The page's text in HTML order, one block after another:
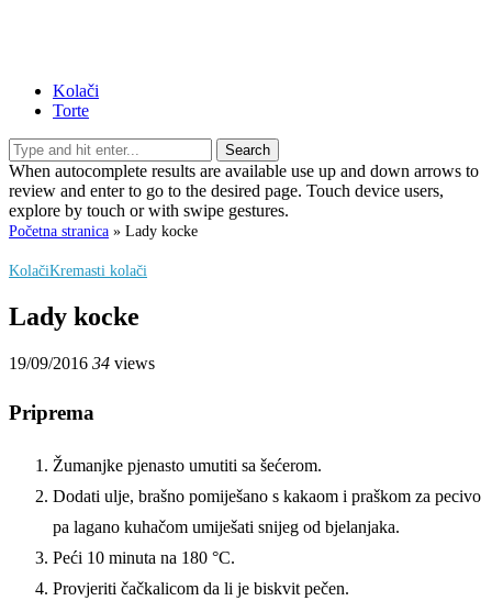
Kolači
Torte
Search
When autocomplete results are available use up and down arrows to
review and enter to go to the desired page. Touch device users,
explore by touch or with swipe gestures.
Početna stranica » Lady kocke
KolačiKremasti kolači
Lady kocke
19/09/2016 34 views
Priprema
Žumanjke pjenasto umutiti sa šećerom.
Dodati ulje, brašno pomiješano s kakaom i praškom za pecivo
pa lagano kuhačom umiješati snijeg od bjelanjaka.
Peći 10 minuta na 180 °C.
Provjeriti čačkalicom da li je biskvit pečen.